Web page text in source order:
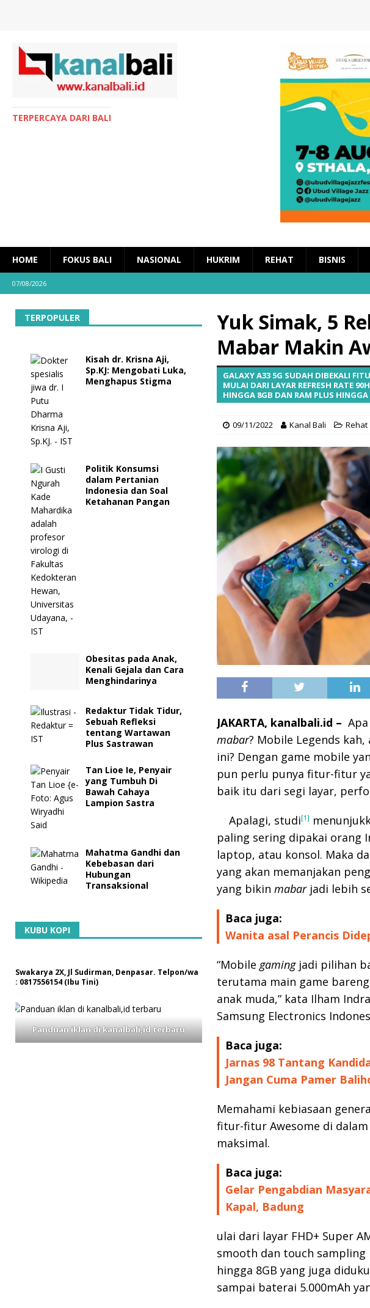
TERPERCAYA DARI BALI
HOME FOKUS BALI NASIONAL HUKRIM REHAT BISNIS
07/08/2026
Yuk Simak, 5
Mabar Makin
GALAXY A33 5G SUDAH DIBEKALI
MULAI DARI LAYAR REFRESH RATE
HINGGA 8GB DAN RAM PLUS
09/11/2022 Kanal Bali Rehat
JAKARTA, kanalbali.id –
mabar? Mobile Legends
ini? Dengan game mobile
pun perlu punya fitur-fitur
baik itu dari segi layar,
Apalagi, studi[1]
paling sering dipakai orang
laptop, atau konsol. Maka
yang akan memanjakan
yang bikin mabarjadi lebih
Baca juga:
Wanita asal Perancis
“Mobile gamingjadi pilihan
terutama main game
anak muda,” kata Ilham
Samsung Electronics
Baca juga:
Jarnas 98 Tantang
Jangan Cuma Pamer
Memahami kebiasaan
fitur-fitur Awesome di dalam
maksimal.
Baca juga:
Gelar Pengabdian
Kapal, Badung
ulai dari layar FHD+ Super
smooth dan touch sampling
hingga 8GB yang juga
sampai baterai 5.000mAh
TERPOPULER
Kisah dr. Krisna Aji,
Sp.KJ: Mengobati Luka,
Menghapus Stigma
Politik Konsumsi
dalam Pertanian
Indonesia dan Soal
Ketahanan Pangan
Obesitas pada Anak,
Kenali Gejala dan Cara
Menghindarinya
Redaktur Tidak Tidur,
Sebuah Refleksi
tentang Wartawan
Plus Sastrawan
Tan Lioe Ie, Penyair
yang Tumbuh Di
Bawah Cahaya
Lampion Sastra
Mahatma Gandhi dan
Kebebasan dari
Hubungan
Transaksional
KUBU KOPI
Swakarya 2X, Jl Sudirman, Denpasar. Telpon/wa
: 0817556154 (Ibu Tini)
Panduan iklan di kanalbali,id terbaru